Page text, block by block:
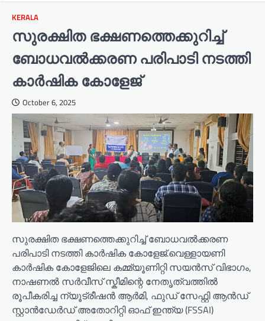
KERALA
സുരക്ഷിത ഭക്ഷണത്തെക്കുറിച്ച്
ബോധവൽക്കരണ പരിപാടി നടത്തി
കാർഷിക കോളേജ്
October 6, 2025
സുരക്ഷിത ഭക്ഷണത്തെക്കുറിച്ച് ബോധവൽക്കരണ
പരിപാടി നടത്തി കാർഷിക കോളേജ്.വെള്ളായണി
കാർഷിക കോളേജിലെ കമ്മ്യൂണിറ്റി സയൻസ് വിഭാഗം,
നാഷണൽ സർവീസ് സ്കീമിന്റെ നേതൃത്വത്തിൽ
രൂപീകരിച്ച ന്യൂട്രീഷൻ ആർമി, ഫുഡ് സേഫ്റ്റി ആൻഡ്
സ്റ്റാൻഡേർഡ് അതോറിറ്റി ഓഫ് ഇന്ത്യ (FSSAI)